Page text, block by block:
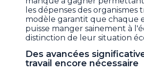
les dépenses des organismes
modèle garantit que chaque
puisse manger sainement à
distinction de leur situation
Des avancées
travail encore nécessaire